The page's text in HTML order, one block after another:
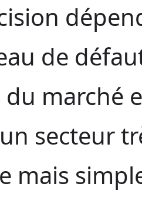
de
du marché
secteur
mais